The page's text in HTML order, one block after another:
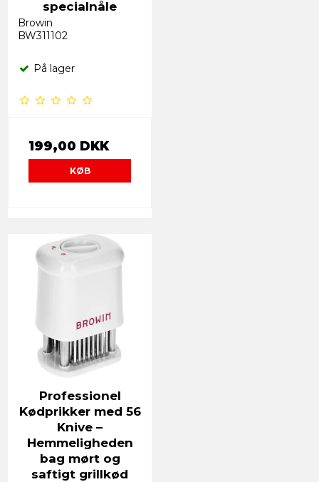
specialnåle
Browin
BW311102
På lager
199,00 DKK
KØB
Professionel
Kødprikker med 56
Knive –
Hemmeligheden
bag mørt og
saftigt grillkød